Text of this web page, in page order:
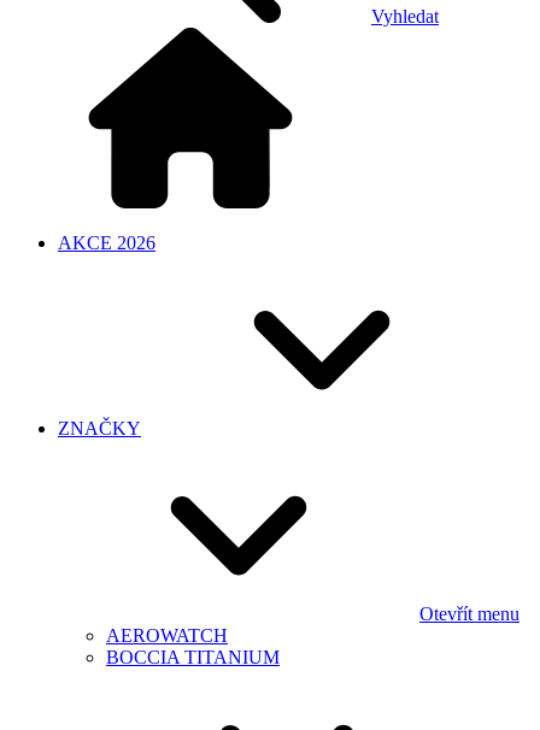
Vyhledat
AKCE 2026
ZNAČKY
Otevřít menu
AEROWATCH
BOCCIA TITANIUM